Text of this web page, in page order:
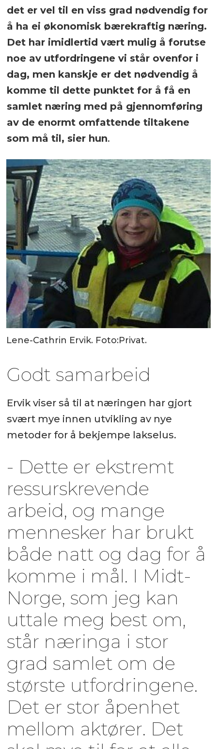
det er vel til en viss grad nødvendig for
å ha ei økonomisk bærekraftig næring.
Det har imidlertid vært mulig å forutse
noe av utfordringene vi står ovenfor i
dag, men kanskje er det nødvendig å
komme til dette punktet for å få en
samlet næring med på gjennomføring
av de enormt omfattende tiltakene
som må til, sier hun.
Lene-Cathrin Ervik. Foto:Privat.
Godt samarbeid
Ervik viser så til at næringen har gjort
svært mye innen utvikling av nye
metoder for å bekjempe lakselus.
- Dette er ekstremt
ressurskrevende
arbeid, og mange
mennesker har brukt
både natt og dag for å
komme i mål. I Midt-
Norge, som jeg kan
uttale meg best om,
står næringa i stor
grad samlet om de
største utfordringene.
Det er stor åpenhet
mellom aktører. Det